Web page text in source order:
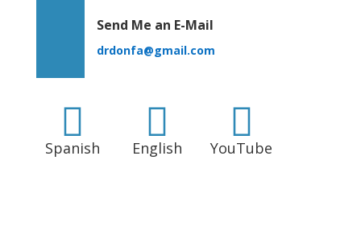
Send Me an E-Mail
drdonfa@gmail.com

Spanish

English

YouTube